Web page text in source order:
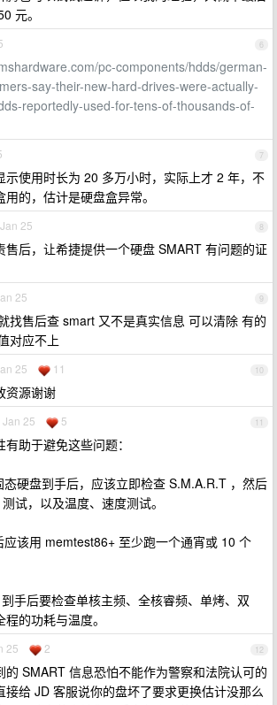
元。
6
pc-components/hdds/german-
say-their-new-hard-drives-were-actually-
reportedly-used-for-tens-of-thousands-of-
7
示使用时长为 20 多万小时，实际上才 2 年，不
的，估计是硬盘盒异常。
8
Jan 25
售后，让希捷提供一个硬盘 SMART 有问题的证
9
25
找售后查 smart 又不是真实信息 可以清除 有的
对应不上
10
25 11
资源谢谢
11
Jan 25 5
助于避免这些问题：
态硬盘到手后，应该立即检查 S.M.A.R.T ，然后
试，以及温度、速度测试。
该用 memtest86+ 至少跑一个通宵或 10 个
手后要检查单核主频、全核睿频、单烤、双
的功耗与温度。
12
25 2
的 SMART 信息恐怕不能作为警察和法院认可的
接给 JD 客服说你的盘坏了要求更换估计没那么